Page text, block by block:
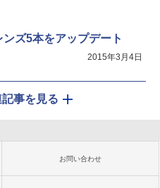
ズ5本をアップデート
2015年3月4日
事を見る
お問い合わせ